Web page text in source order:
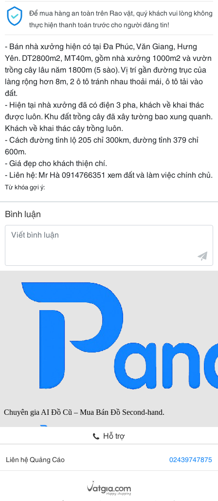
Để mua hàng an toàn trên Rao vặt, quý khách vui lòng không
thực hiện thanh toán trước cho người đăng tin!
- Bán nhà xưởng hiện có tại Đa Phúc, Văn Giang, Hưng
Yên. DT2800m2, MT40m, gồm nhà xưởng 1000m2 và vườn
trồng cây lâu năm 1800m (5 sào). Vị trí gần đường trục của
làng rộng hơn 8m, 2 ô tô tránh nhau thoải mái, ô tô tải vào
đất.
- Hiện tại nhà xưởng đã có điện 3 pha, khách về khai thác
được luôn. Khu đất trồng cây đã xây tường bao xung quanh.
Khách về khai thác cây trồng luôn.
- Cách đường tỉnh lộ 205 chỉ 300km, đường tỉnh 379 chỉ
600m.
- Giá đẹp cho khách thiện chí.
- Liên hệ: Mr Hà 0914766351 xem đất và làm việc chính chủ.
Từ khóa gợi ý:
Bình luận
Hỗ trợ
Liên hệ Quảng Cáo 02439747875